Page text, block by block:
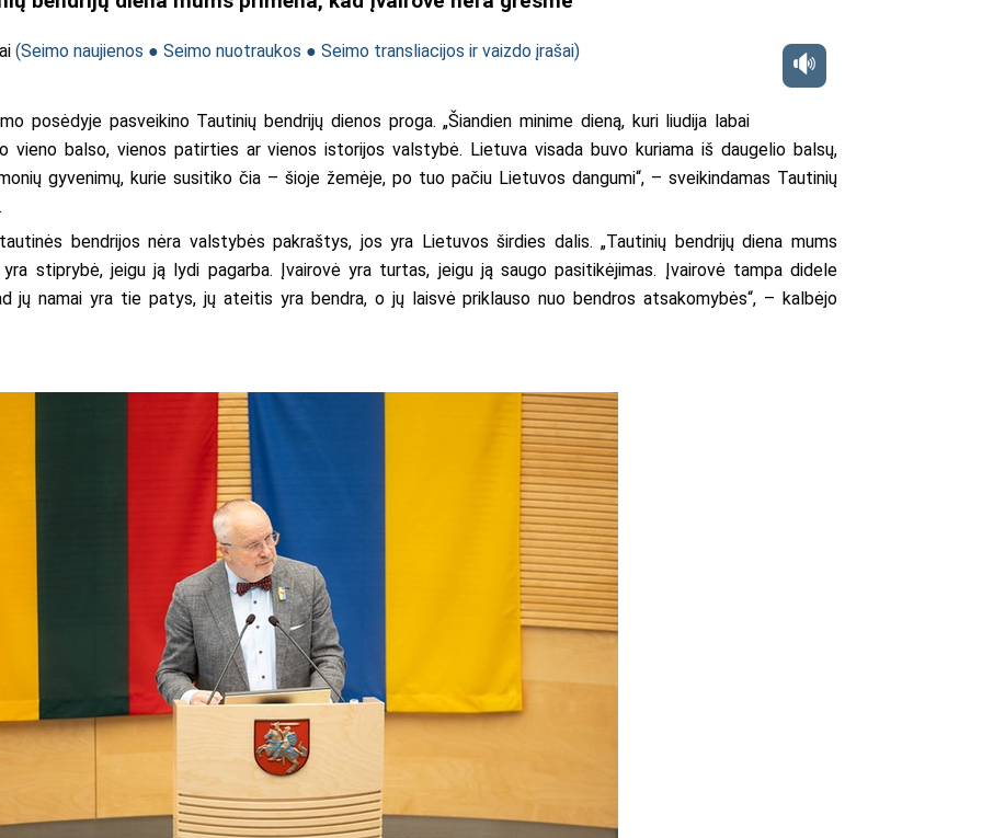
(Seimo naujienos ● Seimo nuotraukos ● Seimo transliacijos ir vaizdo įrašai)
posėdyje pasveikino Tautinių bendrijų dienos proga. „Šiandien minime dieną, kuri liudija labai
vieno balso, vienos patirties ar vienos istorijos valstybė. Lietuva visada buvo kuriama iš daugelio balsų,
gyvenimų, kurie susitiko čia – šioje žemėje, po tuo pačiu Lietuvos dangumi“, – sveikindamas Tautinių
bendrijos nėra valstybės pakraštys, jos yra Lietuvos širdies dalis. „Tautinių bendrijų diena mums
yra stiprybė, jeigu ją lydi pagarba. Įvairovė yra turtas, jeigu ją saugo pasitikėjimas. Įvairovė tampa didele
jų namai yra tie patys, jų ateitis yra bendra, o jų laisvė priklauso nuo bendros atsakomybės“, – kalbėjo